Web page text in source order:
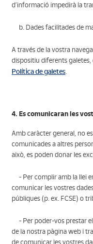
d’informació impedirà la
b. Dades facilitades de
A través de la vostra
dispositiu diferents galetes,
Política de galetes.
4. Es comunicaran les
Amb caràcter general, no
comunicades a altres
això, es poden donar les
- Per complir amb la llei
comunicar les vostres
públiques (p. ex. FCSE) o
- Per poder-vos prestar
de la nostra pàgina web i
de comunicar les vostres